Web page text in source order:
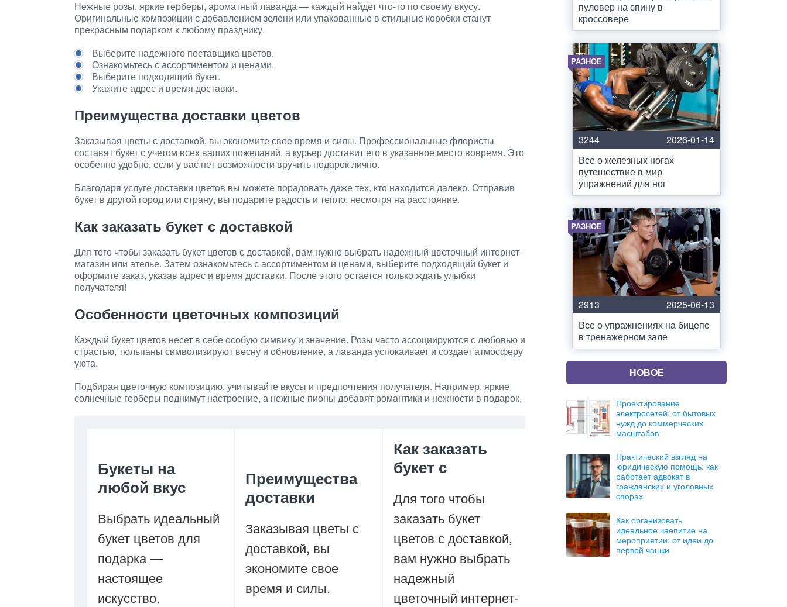
Нежные розы, яркие герберы, ароматный лаванда — каждый найдет что-то по своему вкусу.
Оригинальные композиции с добавлением зелени или упакованные в стильные коробки станут
прекрасным подарком к любому празднику.
Выберите надежного поставщика цветов.
Ознакомьтесь с ассортиментом и ценами.
Выберите подходящий букет.
Укажите адрес и время доставки.
Преимущества доставки цветов
Заказывая цветы с доставкой, вы экономите свое время и силы. Профессиональные флористы
составят букет с учетом всех ваших пожеланий, а курьер доставит его в указанное место вовремя. Это
особенно удобно, если у вас нет возможности вручить подарок лично.
Благодаря услуге доставки цветов вы можете порадовать даже тех, кто находится далеко. Отправив
букет в другой город или страну, вы подарите радость и тепло, несмотря на расстояние.
Как заказать букет с доставкой
Для того чтобы заказать букет цветов с доставкой, вам нужно выбрать надежный цветочный интернет-
магазин или ателье. Затем ознакомьтесь с ассортиментом и ценами, выберите подходящий букет и
оформите заказ, указав адрес и время доставки. После этого остается только ждать улыбки
получателя!
Особенности цветочных композиций
Каждый букет цветов несет в себе особую симвику и значение. Розы часто ассоциируются с любовью и
страстью, тюльпаны символизируют весну и обновление, а лаванда успокаивает и создает атмосферу
уюта.
Подбирая цветочную композицию, учитывайте вкусы и предпочтения получателя. Например, яркие
солнечные герберы поднимут настроение, а нежные пионы добавят романтики и нежности в подарок.
Букеты на
любой вкус
Выбрать идеальный
букет цветов для
подарка —
настоящее
искусство.
Преимущества
доставки
Заказывая цветы с
доставкой, вы
экономите свое
время и силы.
Как заказать
букет с
Для того чтобы
заказать букет
цветов с доставкой,
вам нужно выбрать
надежный
цветочный интернет-
пуловер на спину в
кроссовере
РАЗНОЕ
3244
2026-01-14
Все о железных ногах
путешествие в мир
упражнений для ног
РАЗНОЕ
2913
2025-06-13
Все о упражнениях на бицепс
в тренажерном зале
НОВОЕ
Проектирование
электросетей: от бытовых
нужд до коммерческих
масштабов
Практический взгляд на
юридическую помощь: как
работает адвокат в
гражданских и уголовных
спорах
Как организовать
идеальное чаепитие на
мероприятии: от идеи до
первой чашки